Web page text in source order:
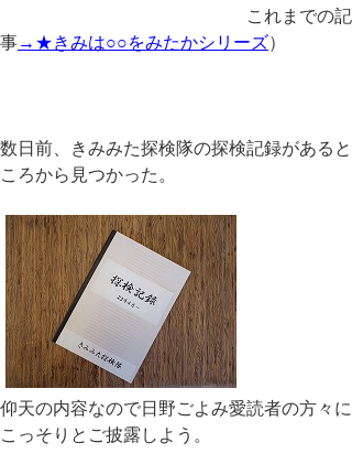
これまでの記
事→★きみは○○をみたかシリーズ）
数日前、きみみた探検隊の探検記録があると
ころから見つかった。
仰天の内容なので日野ごよみ愛読者の方々に
こっそりとご披露しよう。